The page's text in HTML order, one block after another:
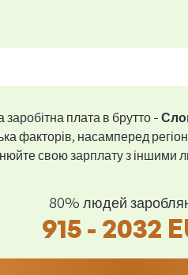
заробітна плата в брутто -
факторів, насамперед
свою зарплату з іншими
80% людей
915 - 2032